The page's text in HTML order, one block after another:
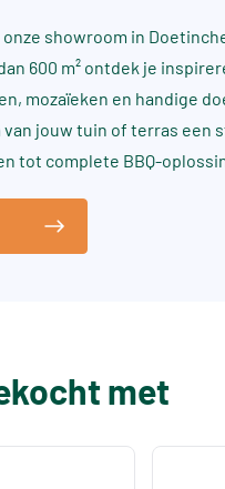
onze showroom in
600 m² ontdek je
mozaïeken en handige
van jouw tuin of terras een
tot complete BBQ-
met